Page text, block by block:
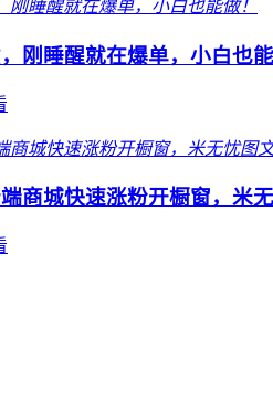
刚睡醒就在爆单，小白也能
商城快速涨粉开橱窗，米